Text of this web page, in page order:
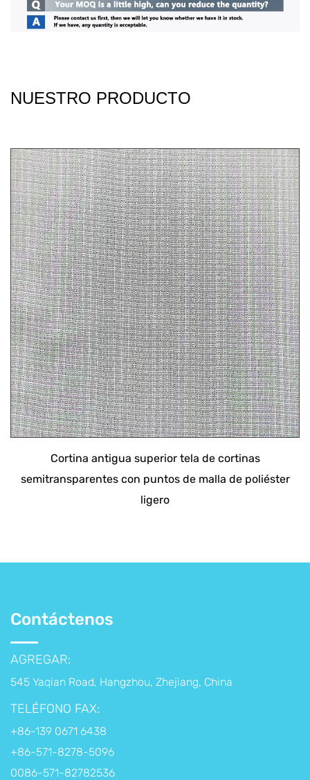
NUESTRO PRODUCTO
Venta de fábrica, cortina de poliéster, malla lisa, punto
ligero, elengants, tela transparente de encaje
Contáctenos
AGREGAR:
545 Yaqian Road, Hangzhou, Zhejiang, China
TELÉFONO FAX:
+86-139 0671 6438
+86-571-8278-5096
0086-571-82782536